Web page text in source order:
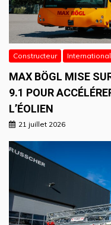
Constructeur International
MAX BÖGL MISE
9.1 POUR
L’ÉOLIEN
21 juillet 2026